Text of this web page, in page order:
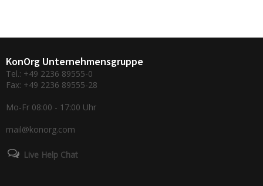
KonOrg Unternehmensgruppe
Tel.: +49 2236 89555-0
Fax: +49 2236 89555-28
Mo-Fr 08:00 - 17:00 Uhr
mail@konorg.com
Live Help Chat